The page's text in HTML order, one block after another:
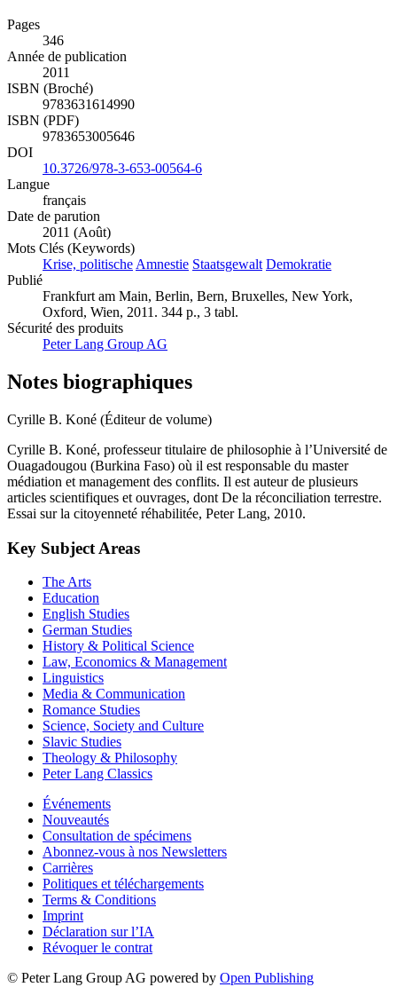
Pages
346
Année de publication
2011
ISBN (Broché)
9783631614990
ISBN (PDF)
9783653005646
DOI
10.3726/978-3-653-00564-6
Langue
français
Date de parution
2011 (Août)
Mots Clés (Keywords)
Krise, politische Amnestie Staatsgewalt Demokratie
Publié
Frankfurt am Main, Berlin, Bern, Bruxelles, New York,
Oxford, Wien, 2011. 344 p., 3 tabl.
Sécurité des produits
Peter Lang Group AG
Notes biographiques
Cyrille B. Koné (Éditeur de volume)
Cyrille B. Koné, professeur titulaire de philosophie à l’Université de
Ouagadougou (Burkina Faso) où il est responsable du master
médiation et management des conflits. Il est auteur de plusieurs
articles scientifiques et ouvrages, dont De la réconciliation terrestre.
Essai sur la citoyenneté réhabilitée, Peter Lang, 2010.
Key Subject Areas
The Arts
Education
English Studies
German Studies
History & Political Science
Law, Economics & Management
Linguistics
Media & Communication
Romance Studies
Science, Society and Culture
Slavic Studies
Theology & Philosophy
Peter Lang Classics
Événements
Nouveautés
Consultation de spécimens
Abonnez-vous à nos Newsletters
Carrières
Politiques et téléchargements
Terms & Conditions
Imprint
Déclaration sur l’IA
Révoquer le contrat
© Peter Lang Group AG powered by Open Publishing